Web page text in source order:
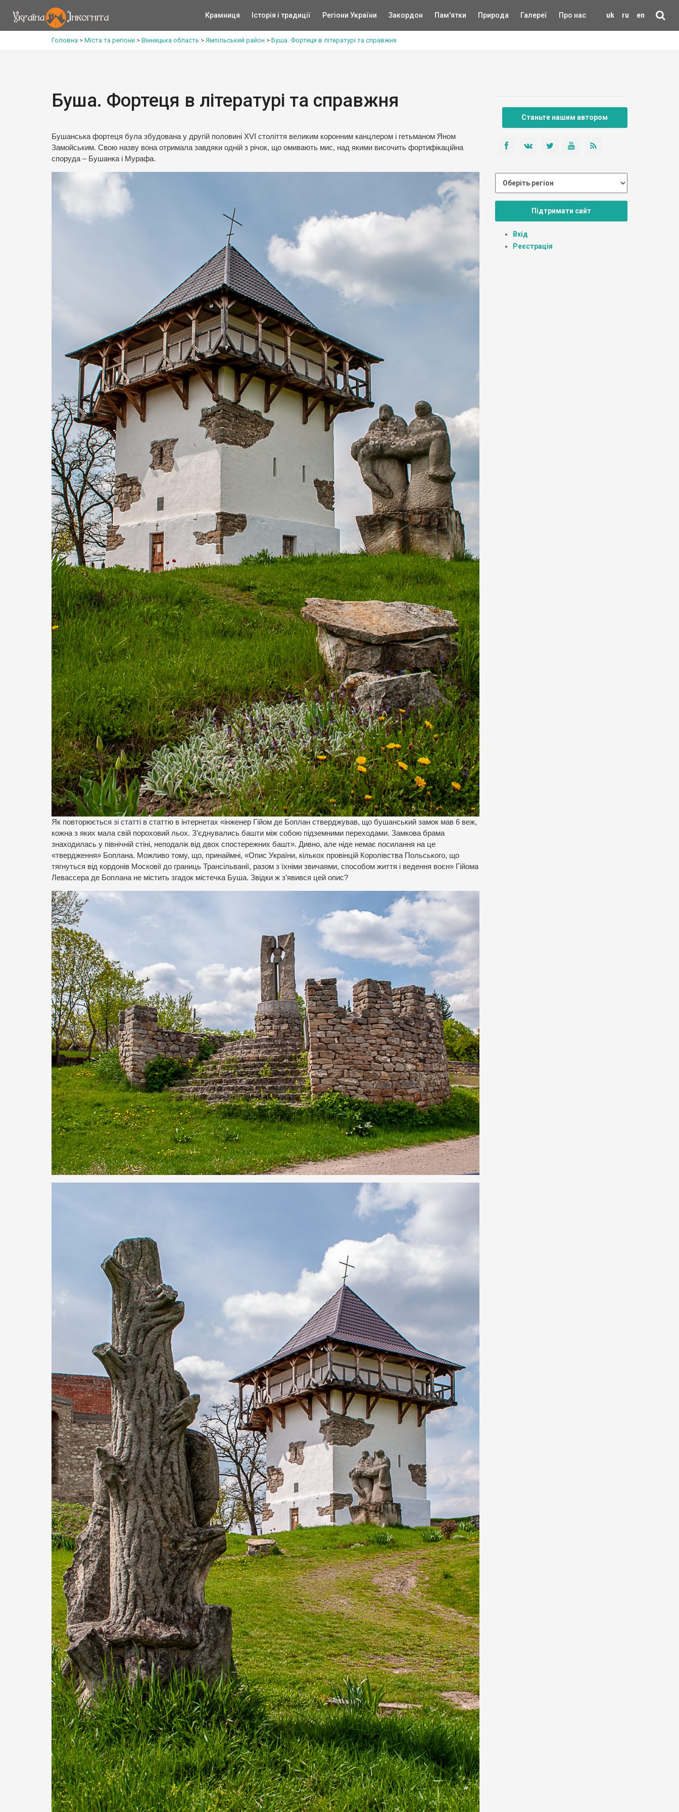
uk ru en
Крамниця Історія і традиції Регіони України Закордон Пам'ятки Природа Галереї Про нас
Головна > Міста та регіони > Вінницька область > Ямпільський район > Буша. Фортеця в літературі та справжня
Буша. Фортеця в літературі та справжня
Бушанська фортеця була збудована у другій половині XVI століття великим коронним канцлером і гетьманом Яном
Замойським. Свою назву вона отримала завдяки одній з річок, що омивають мис, над якими височить фортифікаційна
споруда – Бушанка і Мурафа.
Як повторюється зі статті в статтю в інтернетах «інженер Гійом де Боплан стверджував, що бушанський замок мав 6 веж,
кожна з яких мала свій пороховий льох. З’єднувались башти між собою підземними переходами. Замкова брама
знаходилась у північній стіні, неподалік від двох спостережних башт». Дивно, але ніде немає посилання на це
«твердження» Боплана. Можливо тому, що, принаймні, «Опис України, кількох провінцій Королівства Польського, що
тягнуться від кордонів Московії до границь Трансільванії, разом з їхніми звичаями, способом життя і ведення воєн» Гійома
Левассера де Боплана не містить згадок містечка Буша. Звідки ж з’явився цей опис?
Станьте нашим автором
Підтримати сайт
Вхід
Реєстрація